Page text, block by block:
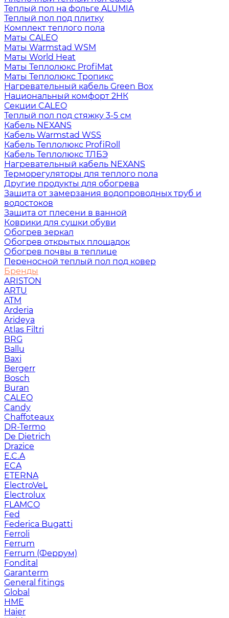
Теплый пол на фольге ALUMIA
Теплый пол под плитку
Комплект теплого пола
Маты CALEO
Маты Warmstad WSM
Маты World Heat
Маты Теплолюкс ProfiMat
Маты Теплолюкс Тропикс
Нагревательный кабель Green Box
Национальный комфорт 2НК
Секции CALEO
Теплый пол под стяжку 3-5 см
Кабель NEXANS
Кабель Warmstad WSS
Кабель Теплолюкс ProfiRoll
Кабель Теплолюкс ТЛБЭ
Нагревательный кабель NEXANS
Терморегуляторы для теплого пола
Другие продукты для обогрева
Защита от замерзания водопроводных труб и
водостоков
Защита от плесени в ванной
Коврики для сушки обуви
Обогрев зеркал
Обогрев открытых площадок
Обогрев почвы в теплице
Переносной теплый пол под ковер
Бренды
ARISTON
ARTU
ATM
Arderia
Arideya
Atlas Filtri
BRG
Ballu
Baxi
Bergerr
Bosch
Buran
CALEO
Candy
Chaffoteaux
DR-Termo
De Dietrich
Drazice
E.C.A
ECA
ETERNA
ElectroVeL
Electrolux
FLAMCO
Fed
Federica Bugatti
Ferroli
Ferrum
Ferrum (Феррум)
Fondital
Garanterm
General fitings
Global
HME
Haier